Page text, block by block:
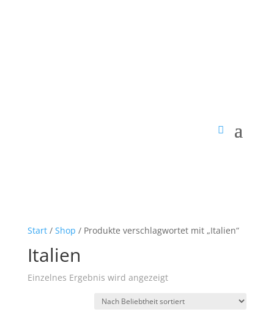
Start/ Shop / Produkte verschlagwortet mit „Italien“
Italien
Einzelnes Ergebnis wird angezeigt